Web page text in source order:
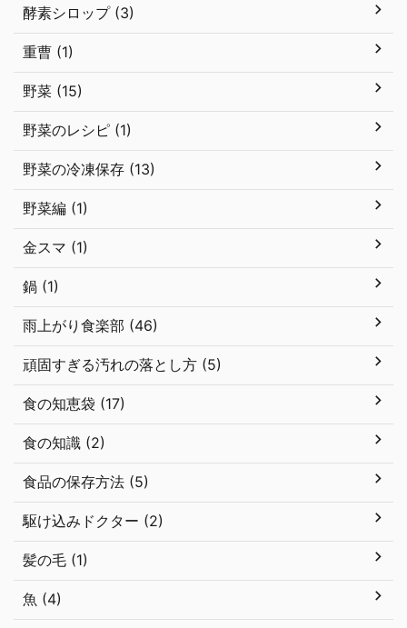
酵素シロップ (3)
重曹 (1)
野菜 (15)
野菜のレシピ (1)
野菜の冷凍保存 (13)
野菜編 (1)
金スマ (1)
鍋 (1)
雨上がり食楽部 (46)
頑固すぎる汚れの落とし方 (5)
食の知恵袋 (17)
食の知識 (2)
食品の保存方法 (5)
駆け込みドクター (2)
髪の毛 (1)
魚 (4)